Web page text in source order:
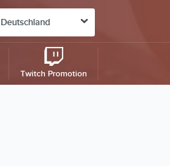
Deutschland
Twitch Promotion